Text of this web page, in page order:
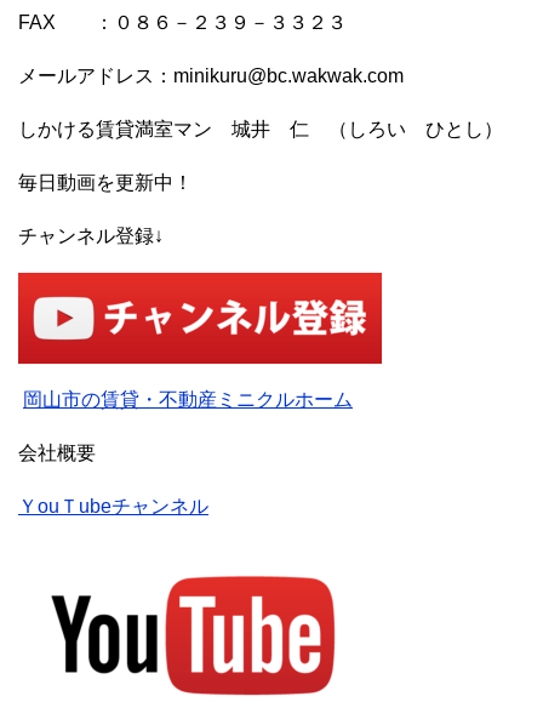
FAX ：０８６－２３９－３３２３
メールアドレス：minikuru@bc.wakwak.com
しかける賃貸満室マン 城井 仁 （しろい ひとし）
毎日動画を更新中！
チャンネル登録↓
岡山市の賃貸・不動産ミニクルホーム
会社概要
ＹouＴubeチャンネル